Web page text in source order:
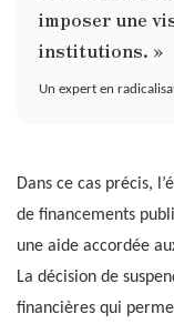
imposer une
institutions. »
Un expert en
Dans ce cas précis,
de financements
une aide accordée
La décision de
financières qui